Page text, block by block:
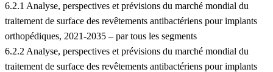
6.2.1 Analyse, perspectives et prévisions du marché mondial du
traitement de surface des revêtements antibactériens pour implants
orthopédiques, 2021-2035 – par tous les segments
6.2.2 Analyse, perspectives et prévisions du marché mondial du
traitement de surface des revêtements antibactériens pour implants